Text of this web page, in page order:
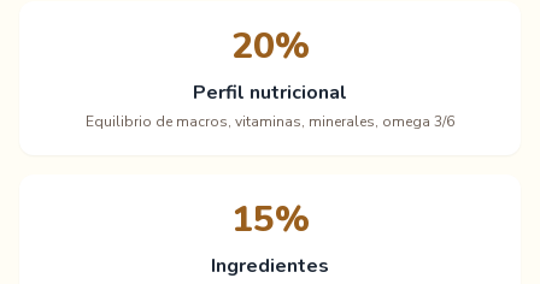
20%
Perfil nutricional
Equilibrio de macros, vitaminas, minerales, omega 3/6
15%
Ingredientes